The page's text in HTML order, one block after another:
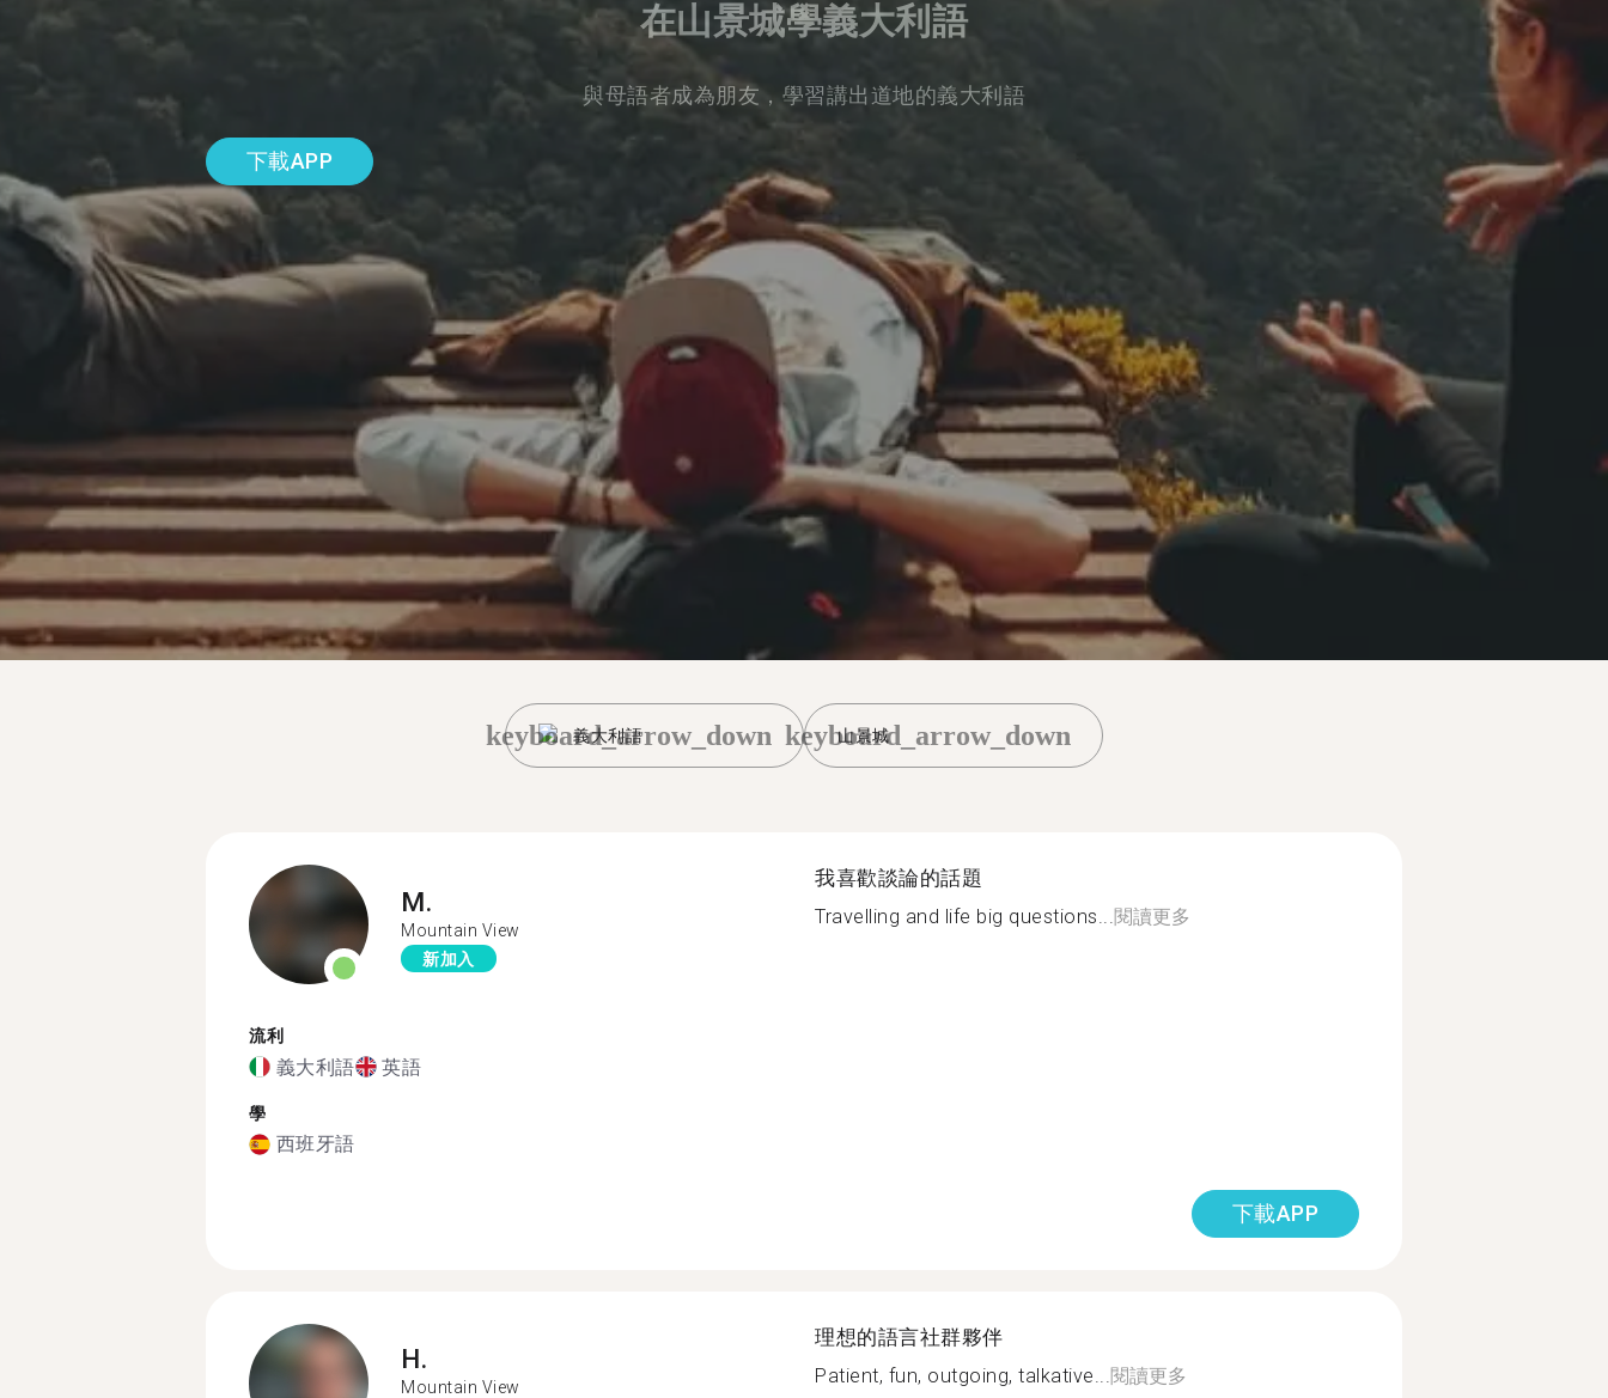
在山景城學義大利語
與母語者成為朋友，學習講出道地的義大利語
下載APP
義大利語
keyboard_arrow_down 山景城
keyboard_arrow_down
M.
Mountain View
新加入
流利
義大利語 英語
學
西班牙語
我喜歡談論的話題
Travelling and life big questions...閱讀更多
下載APP
H.
Mountain View
理想的語言社群夥伴
Patient, fun, outgoing, talkative...閱讀更多